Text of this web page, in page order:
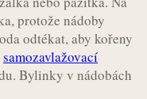
protože nádoby
odtékat, aby kořeny
samozavlažovací
Bylinky v nádobách